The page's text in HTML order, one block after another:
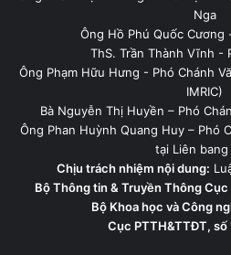
Nga
Ông Hồ Phú Quốc
ThS. Trần Thành Vĩnh -
Ông Phạm Hữu Hưng - Phó Chánh
IMRIC)
Bà Nguyễn Thị Huyền – Phó
Ông Phan Huỳnh Quang Huy – Phó
tại Liên bang
Chịu trách nhiệm nội dung:
Bộ Thông tin & Truyền Thông
Bộ Khoa học và Công
Cục PTTH&TTĐT, số